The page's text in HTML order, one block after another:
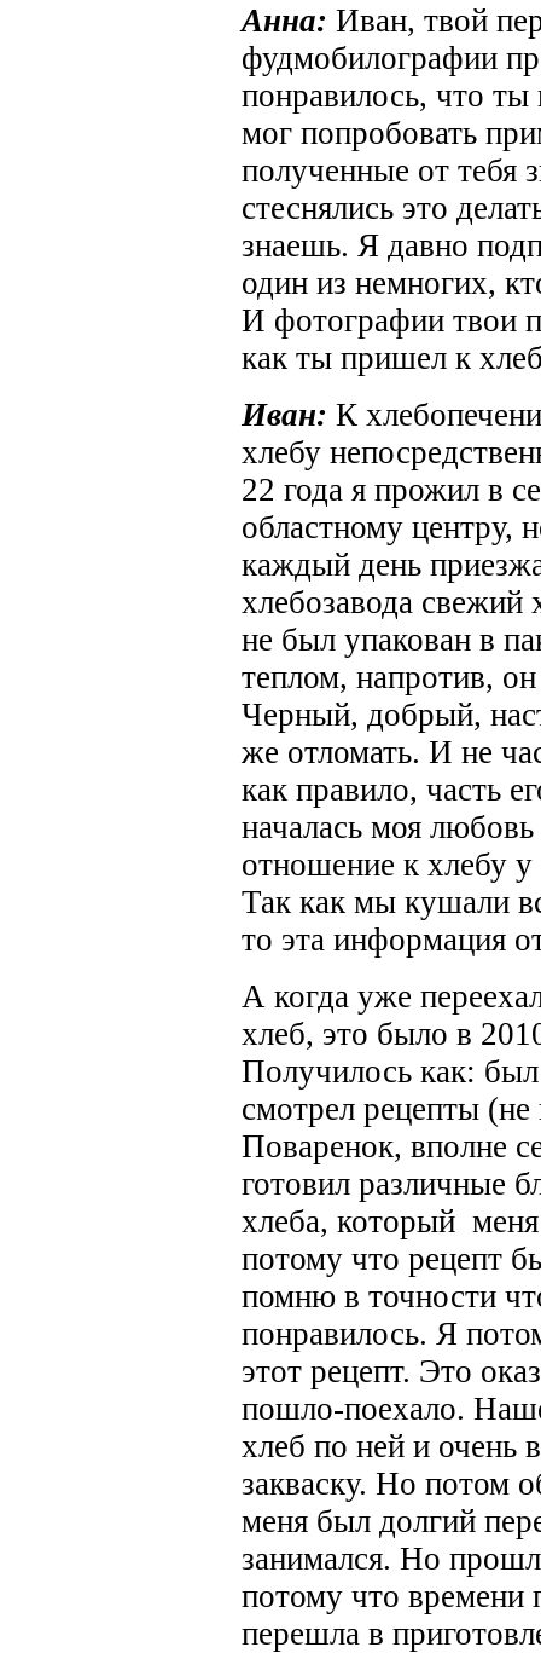
Анна: Иван, твой
фудмобилографии
понравилось, что ты
мог попробовать
полученные от тебя
стеснялись это
знаешь. Я давно
один из немногих,
И фотографии твои
как ты пришел к
Иван: К
хлебу
22 года я прожил в
областному центру,
каждый день
хлебозавода свежий
не был упакован в
теплом, напротив,
Черный, добрый,
же отломать. И не
как правило, часть
началась моя
отношение к хлебу у
Так как мы кушали
то эта информация
А когда уже
хлеб, это было в
Получилось как:
смотрел рецепты
Поваренок, вполне
готовил различные
хлеба, который
потому что рецепт
помню в точности
понравилось. Я
этот рецепт. Это
пошло-поехало.
хлеб по ней и очень
закваску. Но потом
меня был долгий
занимался. Но
потому что времени
перешла в